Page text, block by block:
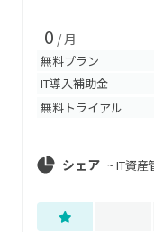
0 / 月
無料プラン
IT導入補助金
無料トライアル
シェア ~IT資産